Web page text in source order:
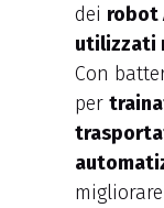
dei robot
utilizzati
Con
per